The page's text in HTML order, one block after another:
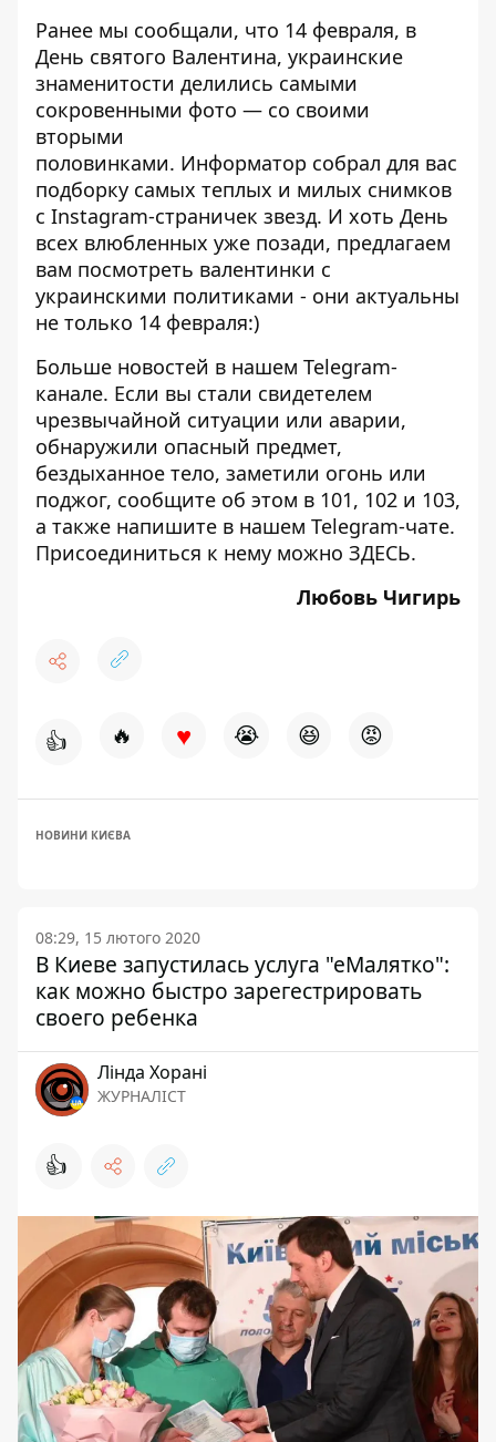
Ранее мы сообщали, что 14 февраля, в
День святого Валентина, украинские
знаменитости делились самыми
сокровенными фото — со своими
вторыми
половинками. Информатор собрал для вас
подборку самых теплых и милых снимков
с Instagram-страничек звезд. И хоть День
всех влюбленных уже позади, предлагаем
вам посмотреть валентинки с
украинскими политиками - они актуальны
не только 14 февраля:)
Больше новостей в нашем Telegram-
канале. Если вы стали свидетелем
чрезвычайной ситуации или аварии,
обнаружили опасный предмет,
бездыханное тело, заметили огонь или
поджог, сообщите об этом в 101, 102 и 103,
а также напишите в нашем Telegram-чате.
Присоединиться к нему можно ЗДЕСЬ.
Любовь Чигирь
👍 🔥 ♥ 😭 😆 😡
НОВИНИ КИЄВА
08:29, 15 лютого 2020
В Киеве запустилась услуга "еМалятко":
как можно быстро зарегестрировать
своего ребенка
Лінда Хорані
ЖУРНАЛІСТ
👍